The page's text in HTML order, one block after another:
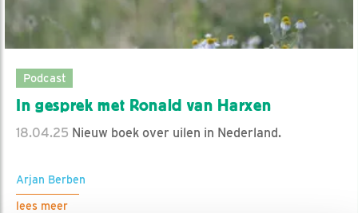
Podcast
In gesprek met Ronald van Harxen
18.04.25 Nieuw boek over uilen in Nederland.
Arjan Berben
lees meer